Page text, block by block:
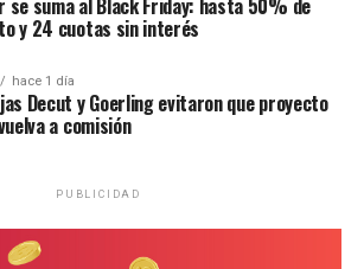
que llora”
se suma al Black Friday: hasta 50% de
y 24 cuotas sin interés
hace 1 día
Decut y Goerling evitaron que proyecto
a comisión
PUBLICIDAD